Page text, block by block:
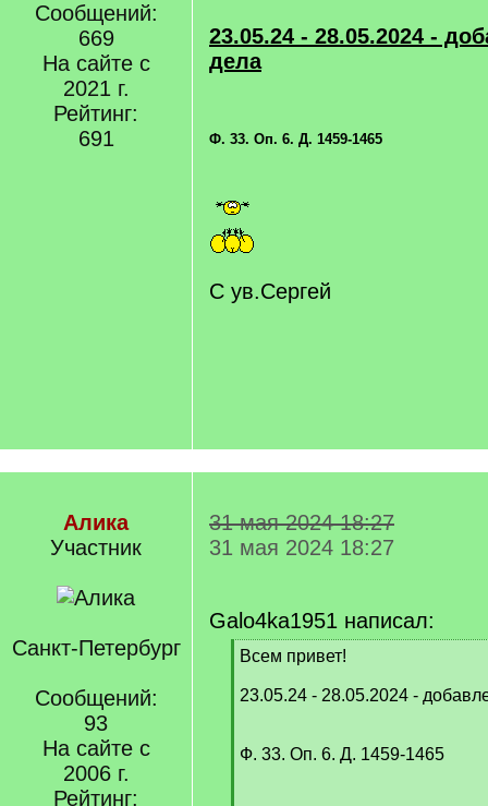
Сообщений:
669
На сайте с
2021 г.
Рейтинг:
691
23.05.24 - 28.05.2024 -
дела
Ф. 33. Оп. 6. Д. 1459-1465
С ув.Сергей
Алика
Участник
Санкт-Петербург
Сообщений:
93
На сайте с
2006 г.
Рейтинг:
31 мая 2024 18:27
31 мая 2024 18:27
Galo4ka1951 написал:
[
]
Всем привет!
23.05.24 - 28.05.2024 -
Ф. 33. Оп. 6. Д. 1459-1465